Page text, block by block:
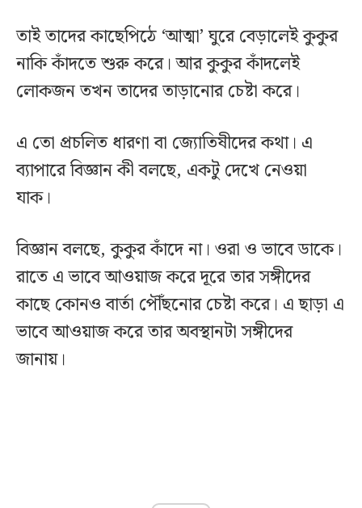
তাই তাদের কাছেপিঠে ‘আত্মা’ ঘুরে বেড়ালেই কুকুর
নাকি কাঁদতে শুরু করে। আর কুকুর কাঁদলেই
লোকজন তখন তাদের তাড়ানোর চেষ্টা করে।
এ তো প্রচলিত ধারণা বা জ্যোতিষীদের কথা। এ
ব্যাপারে বিজ্ঞান কী বলছে, একটু দেখে নেওয়া
যাক।
বিজ্ঞান বলছে, কুকুর কাঁদে না। ওরা ও ভাবে ডাকে।
রাতে এ ভাবে আওয়াজ করে দূরে তার সঙ্গীদের
কাছে কোনও বার্তা পৌঁছনোর চেষ্টা করে। এ ছাড়া এ
ভাবে আওয়াজ করে তার অবস্থানটা সঙ্গীদের
জানায়।